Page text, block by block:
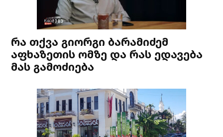
რა თქვა გიორგი ბარამიძემ
აფხაზეთის ომზე და რას ედავება
მას გამოძიება